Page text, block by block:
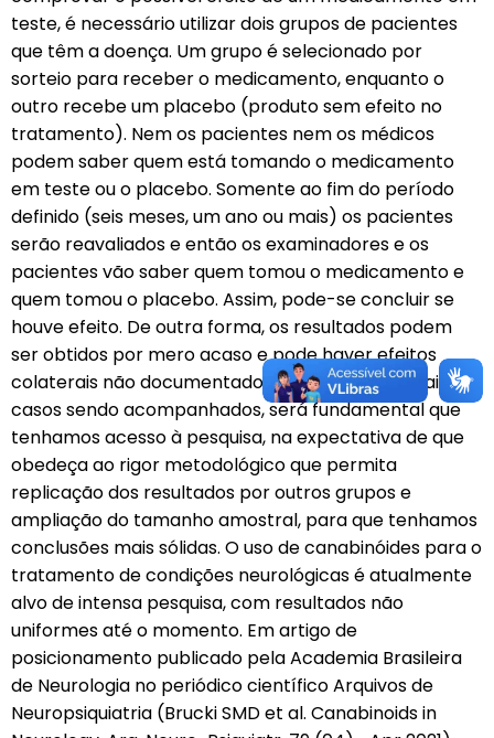
teste, é necessário utilizar dois grupos de pacientes
que têm a doença. Um grupo é selecionado por
sorteio para receber o medicamento, enquanto o
outro recebe um placebo (produto sem efeito no
tratamento). Nem os pacientes nem os médicos
podem saber quem está tomando o medicamento
em teste ou o placebo. Somente ao fim do período
definido (seis meses, um ano ou mais) os pacientes
serão reavaliados e então os examinadores e os
pacientes vão saber quem tomou o medicamento e
quem tomou o placebo. Assim, pode-se concluir se
houve efeito. De outra forma, os resultados podem
ser obtidos por mero acaso e pode haver efeitos
colaterais não documentados. Quanto aos demais
casos sendo acompanhados, será fundamental que
tenhamos acesso à pesquisa, na expectativa de que
obedeça ao rigor metodológico que permita
replicação dos resultados por outros grupos e
ampliação do tamanho amostral, para que tenhamos
conclusões mais sólidas. O uso de canabinóides para o
tratamento de condições neurológicas é atualmente
alvo de intensa pesquisa, com resultados não
uniformes até o momento. Em artigo de
posicionamento publicado pela Academia Brasileira
de Neurologia no periódico científico Arquivos de
Neuropsiquiatria (Brucki SMD et al. Canabinoids in